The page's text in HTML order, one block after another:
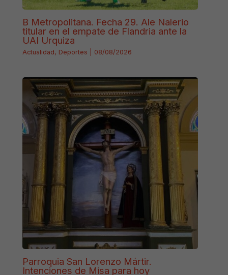
B Metropolitana. Fecha 29. Ale Nalerio
titular en el empate de Flandria ante la
UAI Urquiza
Actualidad, Deportes 08/08/2026
Parroquia San Lorenzo Mártir.
Intenciones de Misa para hoy